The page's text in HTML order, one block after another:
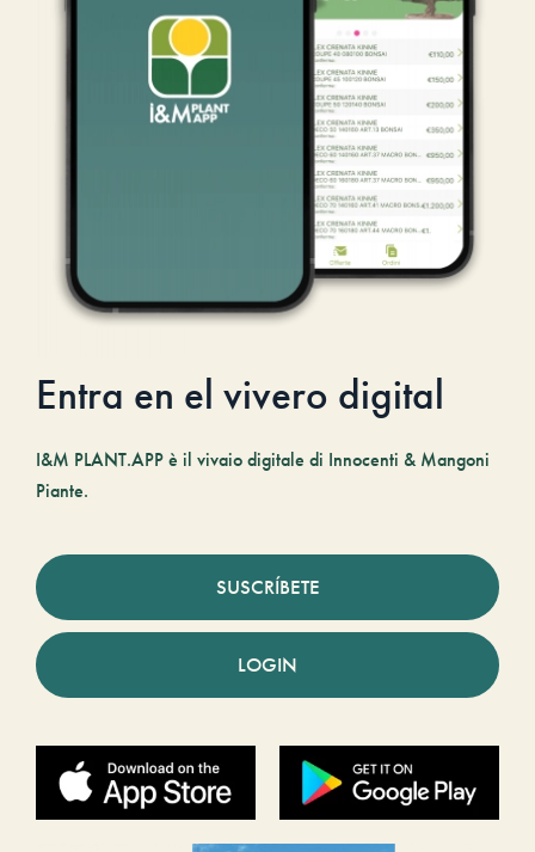
Entra en el vivero digital
I&M PLANT.APP è il vivaio digitale di Innocenti & Mangoni
Piante.
SUSCRÍBETE
LOGIN